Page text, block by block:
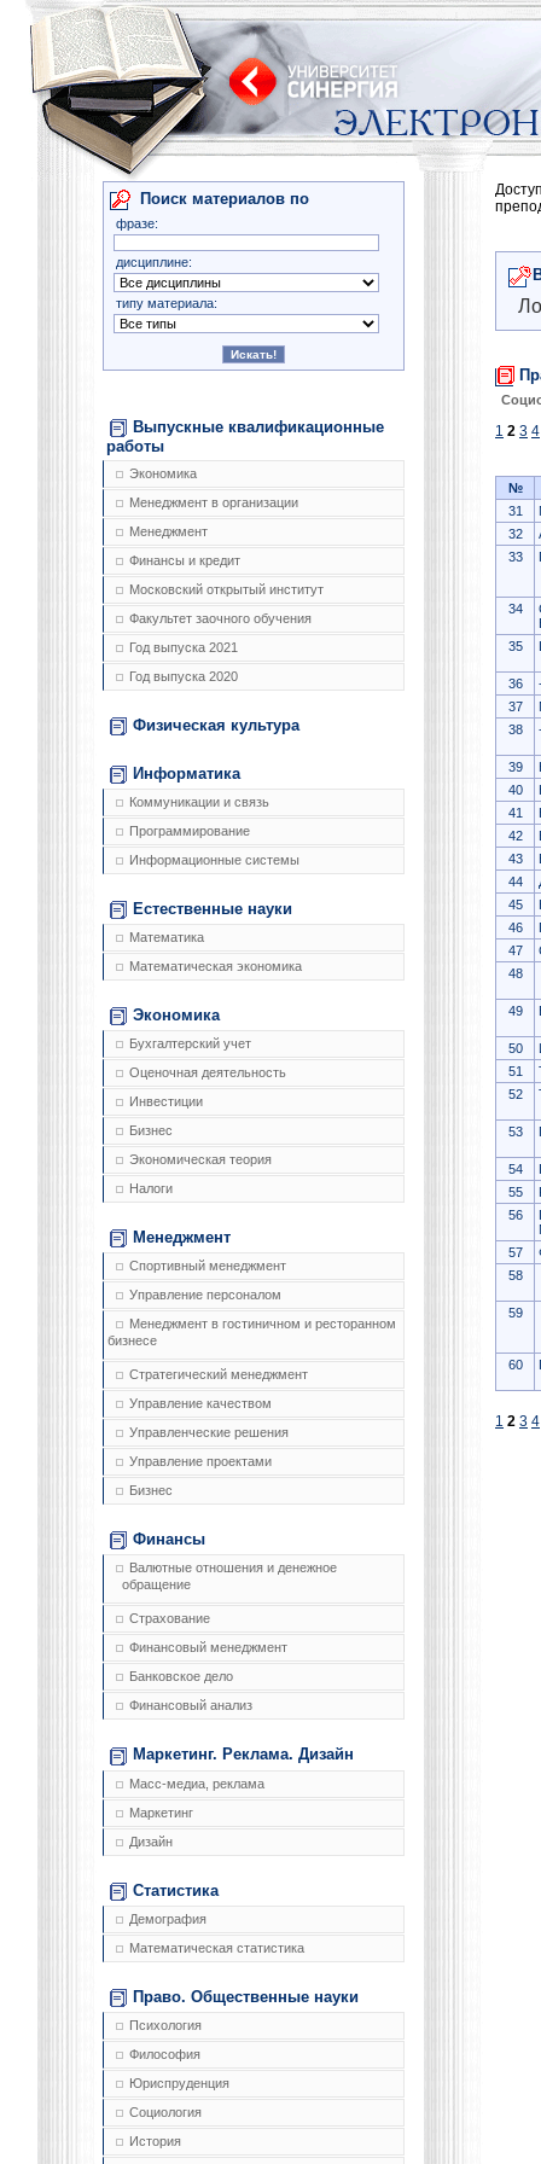
Поиск материалов по
фразе:
дисциплине:
типу материала:
Выпускные квалификационные
работы
Экономика
Менеджмент в организации
Менеджмент
Финансы и кредит
Московский открытый институт
Факультет заочного обучения
Год выпуска 2021
Год выпуска 2020
Физическая культура
Информатика
Коммуникации и связь
Программирование
Информационные системы
Естественные науки
Математика
Математическая экономика
Экономика
Бухгалтерский учет
Оценочная деятельность
Инвестиции
Бизнес
Экономическая теория
Налоги
Менеджмент
Спортивный менеджмент
Управление персоналом
Менеджмент в гостиничном и ресторанном
бизнесе
Стратегический менеджмент
Управление качеством
Управленческие решения
Управление проектами
Бизнес
Финансы
Валютные отношения и денежное
обращение
Страхование
Финансовый менеджмент
Банковское дело
Финансовый анализ
Маркетинг. Реклама. Дизайн
Масс-медиа, реклама
Маркетинг
Дизайн
Статистика
Демография
Математическая статистика
Право. Общественные науки
Психология
Философия
Юриспруденция
Социология
История
1 2 3 4
№
31
32
33
34
35
36
37
38
39
40
41
42
43
44
45
46
47
48
49
50
51
52
53
54
55
56
57
58
59
60
1 2 3 4